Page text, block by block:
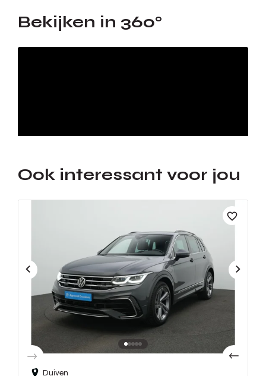
Bekijken in 360°
Ook interessant voor jou
Duiven